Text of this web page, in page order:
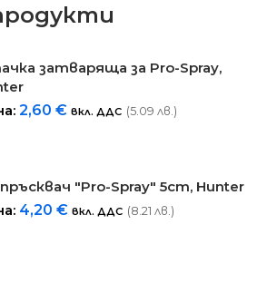
затваряща за Pro-Spray,
2,60€ вкл. ДДС (5.09 лв.)
"Pro-Spray" 5cm, Hunter
4,20€ вкл. ДДС (8.21 лв.)